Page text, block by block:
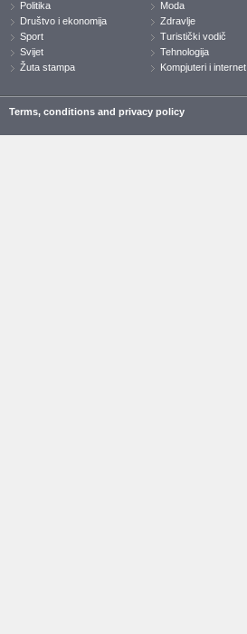
Politika
Društvo i ekonomija
Sport
Svijet
Žuta stampa
Moda
Zdravlje
Turistički vodič
Tehnologija
Kompjuteri i internet
Terms, conditions and privacy policy